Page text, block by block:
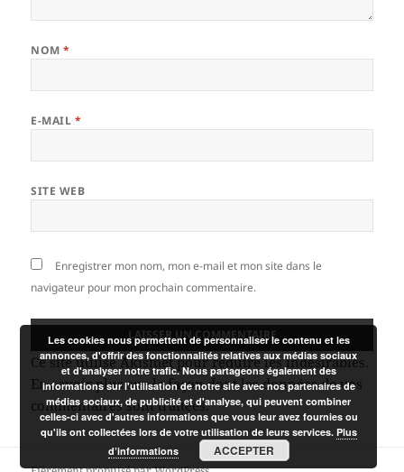
NOM*
E-MAIL *
SITE WEB
Enregistrer mon nom, mon e-mail et mon site dans le
navigateur pour mon prochain commentaire.
Ce site utilise Akismet pour réduire les indésirables.
En savoir plus sur la façon dont les données de vos
commentaires sont traitées.
Les cookies nous permettent de personnaliser le contenu et les
annonces, d'offrir des fonctionnalités relatives aux médias sociaux
et d'analyser notre trafic. Nous partageons également des
informations sur l'utilisation de notre site avec nos partenaires de
médias sociaux, de publicité et d'analyse, qui peuvent combiner
celles-ci avec d'autres informations que vous leur avez fournies ou
qu'ils ont collectées lors de votre utilisation de leurs services. Plus
d’informations
ACCEPTER